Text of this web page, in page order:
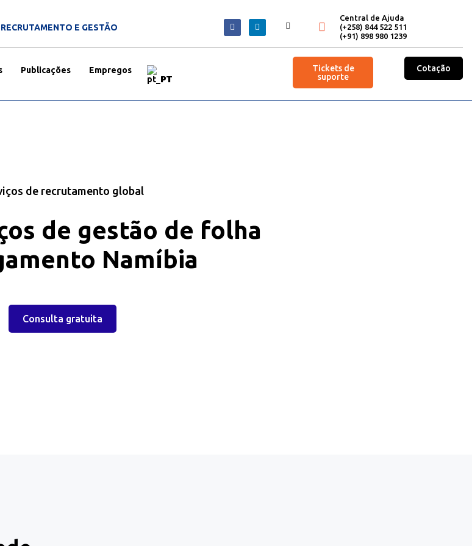
E GESTÃO
Central de Ajuda
(+258) 844 522 511
(+91) 898 980 1239
Publicações
Empregos
PT
Tickets de
suporte
Cotação
de recrutamento global
de gestão de folha
Namíbia
Consulta gratuita